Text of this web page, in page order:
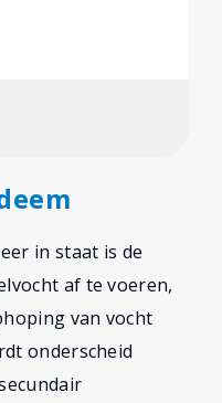
in staat is de
af te voeren,
van vocht
onderscheid